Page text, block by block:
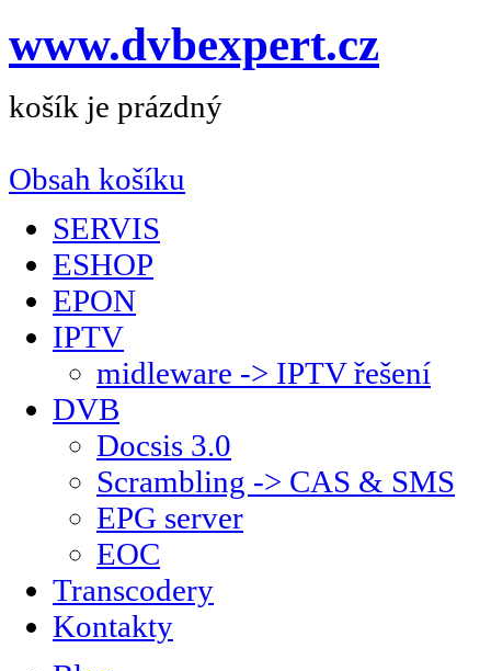
www.dvbexpert.cz
košík je prázdný
Obsah košíku
SERVIS
ESHOP
EPON
IPTV
midleware -> IPTV řešení
DVB
Docsis 3.0
Scrambling -> CAS & SMS
EPG server
EOC
Transcodery
Kontakty